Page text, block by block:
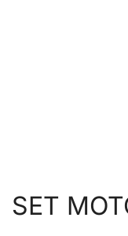
SET